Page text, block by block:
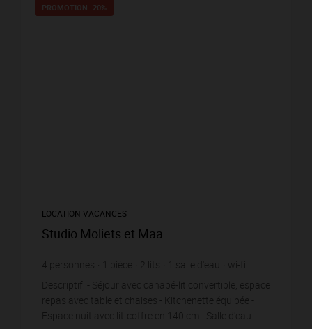
PROMOTION -20%
LOCATION VACANCES
Studio Moliets et Maa
4 personnes pièce 2 lits salle d'eau
wi-fi
Descriptif: - Séjour avec canapé-lit convertible, espace
repas avec table et chaises - Kitchenette équipée -
Espace nuit avec lit-coffre en 140 cm - Salle d'eau